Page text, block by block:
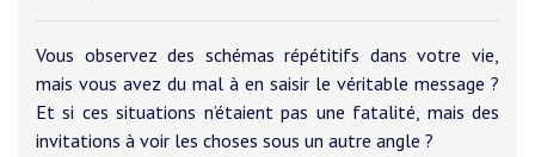
Vous observez des schémas répétitifs dans votre vie,
mais vous avez du mal à en saisir le véritable message ?
Et si ces situations n’étaient pas une fatalité, mais des
invitations à voir les choses sous un autre angle ?